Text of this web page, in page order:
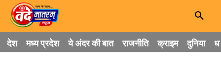
देश मध्य प्रदेश ये अंदर की बात राजनीति क्राइम दुनिया